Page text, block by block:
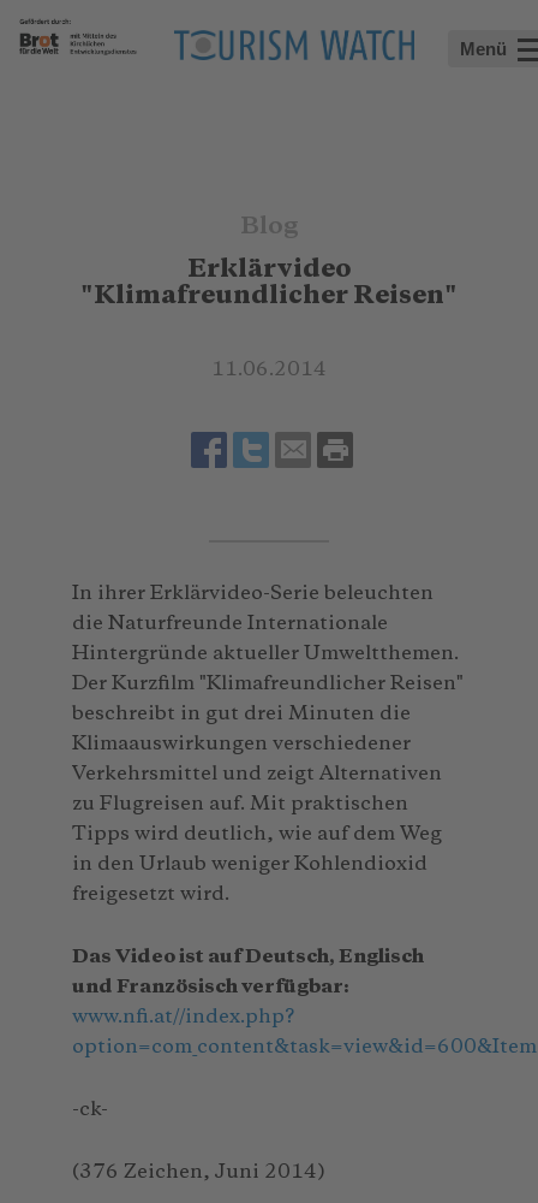
Menü
Blog
Erklärvideo
"Klimafreundlicher Reisen"
11.06.2014
In ihrer Erklärvideo-Serie beleuchten
die Naturfreunde Internationale
Hintergründe aktueller Umweltthemen.
Der Kurzfilm "Klimafreundlicher Reisen"
beschreibt in gut drei Minuten die
Klimaauswirkungen verschiedener
Verkehrsmittel und zeigt Alternativen
zu Flugreisen auf. Mit praktischen
Tipps wird deutlich, wie auf dem Weg
in den Urlaub weniger Kohlendioxid
freigesetzt wird.
Das Video ist auf Deutsch, Englisch
und Französisch verfügbar:
www.nfi.at//index.php?
-ck-
(376 Zeichen, Juni 2014)